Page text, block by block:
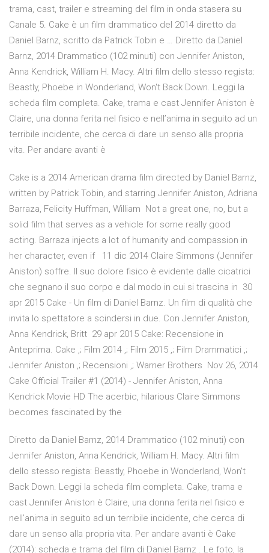
trama, cast, trailer e streaming del film in onda stasera su
Canale 5. Cake è un film drammatico del 2014 diretto da
Daniel Barnz, scritto da Patrick Tobin e … Diretto da Daniel
Barnz, 2014 Drammatico (102 minuti) con Jennifer Aniston,
Anna Kendrick, William H. Macy. Altri film dello stesso regista:
Beastly, Phoebe in Wonderland, Won't Back Down. Leggi la
scheda film completa. Cake, trama e cast Jennifer Aniston è
Claire, una donna ferita nel fisico e nell’anima in seguito ad un
terribile incidente, che cerca di dare un senso alla propria
vita. Per andare avanti è
Cake is a 2014 American drama film directed by Daniel Barnz,
written by Patrick Tobin, and starring Jennifer Aniston, Adriana
Barraza, Felicity Huffman, William Not a great one, no, but a
solid film that serves as a vehicle for some really good
acting. Barraza injects a lot of humanity and compassion in
her character, even if 11 dic 2014 Claire Simmons (Jennifer
Aniston) soffre. Il suo dolore fisico è evidente dalle cicatrici
che segnano il suo corpo e dal modo in cui si trascina in 30
apr 2015 Cake - Un film di Daniel Barnz. Un film di qualità che
invita lo spettatore a scindersi in due. Con Jennifer Aniston,
Anna Kendrick, Britt 29 apr 2015 Cake: Recensione in
Anteprima. Cake ,; Film 2014 ,; Film 2015 ,; Film Drammatici ,;
Jennifer Aniston ,; Recensioni ,; Warner Brothers Nov 26, 2014
Cake Official Trailer #1 (2014) - Jennifer Aniston, Anna
Kendrick Movie HD The acerbic, hilarious Claire Simmons
becomes fascinated by the
Diretto da Daniel Barnz, 2014 Drammatico (102 minuti) con
Jennifer Aniston, Anna Kendrick, William H. Macy. Altri film
dello stesso regista: Beastly, Phoebe in Wonderland, Won't
Back Down. Leggi la scheda film completa. Cake, trama e
cast Jennifer Aniston è Claire, una donna ferita nel fisico e
nell’anima in seguito ad un terribile incidente, che cerca di
dare un senso alla propria vita. Per andare avanti è Cake
(2014): scheda e trama del film di Daniel Barnz . Le foto, la